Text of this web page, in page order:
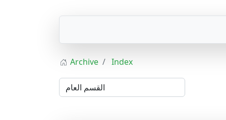
Archive Index